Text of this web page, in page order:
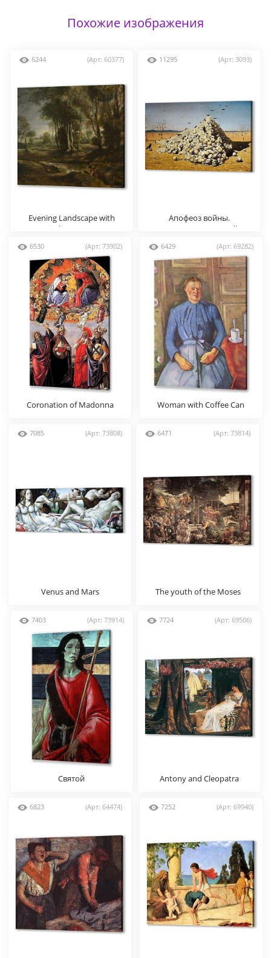
Похожие изображения
6244 (Арт: 60377)
Evening Landscape with
Timber Wagon
11295 (Арт: 3093)
Апофеоз войны.
Верещагин Василий
6530 (Арт: 73902)
Coronation of Madonna
6429 (Арт: 69282)
Woman with Coffee Can
7085 (Арт: 73808)
Venus and Mars
6471 (Арт: 73814)
The youth of the Moses
7403 (Арт: 73914)
Святой
7724 (Арт: 69506)
Antony and Cleopatra
6823 (Арт: 64474) 7252 (Арт: 69940)